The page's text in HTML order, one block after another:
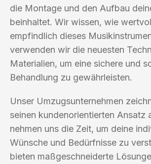
die Montage und den Aufbau
beinhaltet. Wir wissen, wie
empfindlich dieses
verwenden wir die neuesten
Materialien, um eine sichere und
Behandlung zu gewährleisten.
Unser Umzugsunternehmen
seinen kundenorientierten Ansatz
nehmen uns die Zeit, um deine
Wünsche und Bedürfnisse zu
bieten maßgeschneiderte